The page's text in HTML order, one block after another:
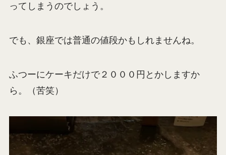
ってしまうのでしょう。
でも、銀座では普通の値段かもしれませんね。
ふつーにケーキだけで２０００円とかしますか
ら。（苦笑）